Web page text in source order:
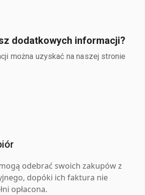
dodatkowych informacji?
można uzyskać na naszej stronie
odebrać swoich zakupów z
dopóki ich faktura nie
opłacona.